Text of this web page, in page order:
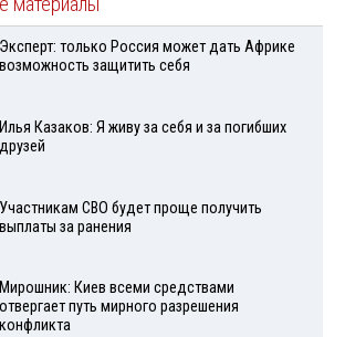
Эксперт: только Россия может дать Африке
возможность защитить себя
Илья Казаков: Я живу за себя и за погибших
друзей
Участникам СВО будет проще получить
выплаты за ранения
Мирошник: Киев всеми средствами
отвергает путь мирного разрешения
конфликта